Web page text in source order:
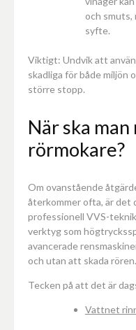
och smuts,
syfte.
Viktigt: Undvik att
skadliga för både miljön
större stopp.
När ska
rörmokare?
Om ovanstående
återkommer ofta, är det
professionell VVS-
verktyg som
avancerade
och utan att skada rören.
Tecken på att det är
Vattnet